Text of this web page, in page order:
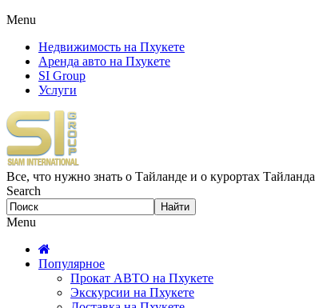
Menu
Недвижимость на Пхукете
Аренда авто на Пхукете
SI Group
Услуги
Все, что нужно знать о Тайланде и о курортах Тайланда
Search
Menu
Популярное
Прокат АВТО на Пхукете
Экскурсии на Пхукете